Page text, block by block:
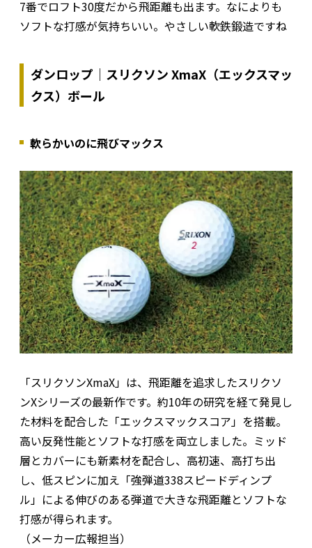
7番でロフト30度だから飛距離も出ます。なによりも
ソフトな打感が気持ちいい。やさしい軟鉄鍛造ですね
ダンロップ｜スリクソン XmaX（エックスマッ
クス）ボール
軟らかいのに飛びマックス
「スリクソンXmaX」は、飛距離を追求したスリクソ
ンXシリーズの最新作です。約10年の研究を経て発見し
た材料を配合した「エックスマックスコア」を搭載。
高い反発性能とソフトな打感を両立しました。ミッド
層とカバーにも新素材を配合し、高初速、高打ち出
し、低スピンに加え「強弾道338スピードディンプ
ル」による伸びのある弾道で大きな飛距離とソフトな
打感が得られます。
（メーカー広報担当）